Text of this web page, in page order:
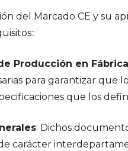
del Marcado CE y su
Producción en Fábrica
para garantizar que
que los
: Dichos
carácter